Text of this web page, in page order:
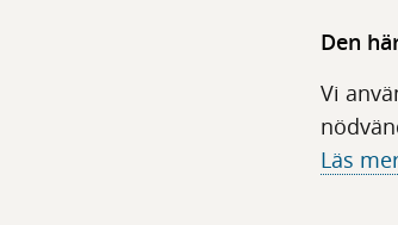
Den
Vi
Läs
Hälsovägen 13